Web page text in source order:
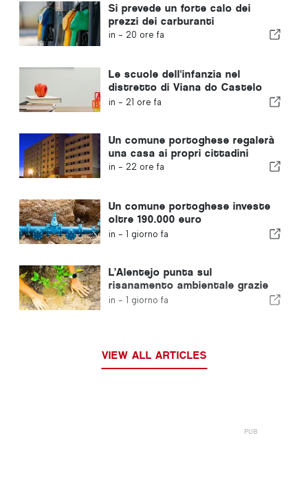
Si prevede un forte calo dei
prezzi dei carburanti
in - 20 ore fa
Le scuole dell'infanzia nel
distretto di Viana do Castelo
non chiuderanno
in - 21 ore fa
Un comune portoghese regalerà
una casa ai propri cittadini
in - 22 ore fa
Un comune portoghese investe
oltre 190.000 euro
nell'approvvigionamento idrico
in - 1 giorno fa
L’Alentejo punta sul
risanamento ambientale grazie
ai fondi europei
in - 1 giorno fa
VIEW ALL ARTICLES